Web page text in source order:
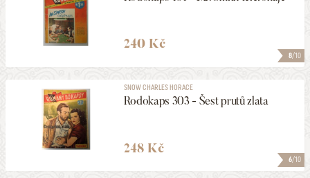
8/10
240 Kč
6/10
SNOW CHARLES HORACE
Rodokaps 303 - Šest prutů zlata
248 Kč